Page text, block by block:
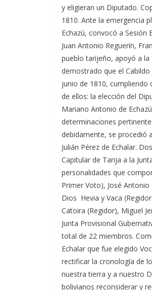
y eligieran un Diputado.
1810. Ante la emergencia
Echazú, convocó a Sesión
Juan Antonio Reguerín,
pueblo tarijeño, apoyó a la
demostrado que el
junio de 1810, cumpliendo
de ellos: la elección del
Mariano Antonio de
determinaciones
debidamente, se procedió
Julián Pérez de Echalar.
Capitular de Tarija a la
personalidades que
Primer Voto), José Antonio
Dios Hevia y Vaca
Catoira (Regidor), Miguel
Junta Provisional
total de 22 miembros.
Echalar que fue elegido
rectificar la cronología de
nuestra tierra y a nuestro
bolivianos reconsiderar y